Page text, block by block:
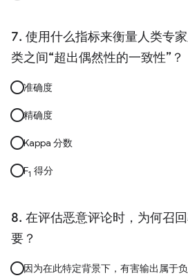
使用什么指标来衡量人类专
类之间“超出偶然性的一致性”？
准确度
精确度
Kappa 分数
F1 得分
在评估恶意评论时，为何召
要？
因为在此特定背景下，有害输出属于负